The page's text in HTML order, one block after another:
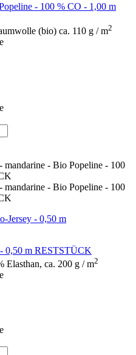
- 100 % CO - 1,00 m
(bio) ca. 110 g / m2
0,50 m RESTSTÜCK
Elasthan, ca. 200 g / m2